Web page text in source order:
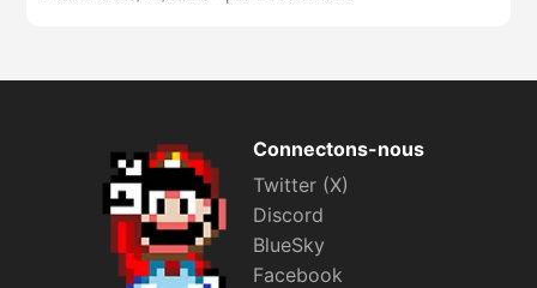
Connectons-nous
Twitter (X)
Discord
BlueSky
Facebook